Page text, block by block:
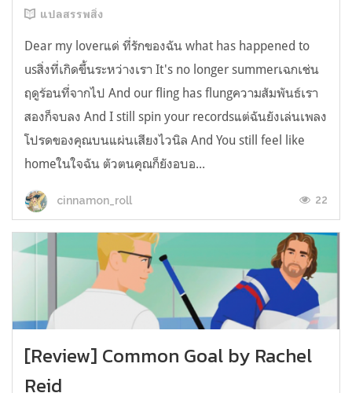
แปลสรรพสิ่ง
Dear my loverแด่ ที่รักของฉัน what has happened to
usสิ่งที่เกิดขึ้นระหว่างเรา It's no longer summerเฉกเช่น
ฤดูร้อนที่จากไป And our fling has flungความสัมพันธ์เรา
สองก็จบลง And I still spin your recordsแต่ฉันยังเล่นเพลง
โปรดของคุณบนแผ่นเสียงไวนิล And You still feel like
homeในใจฉัน ตัวตนคุณก็ยังอบอ...
cinnamon_roll 22
[Review] Common Goal by Rachel
Reid